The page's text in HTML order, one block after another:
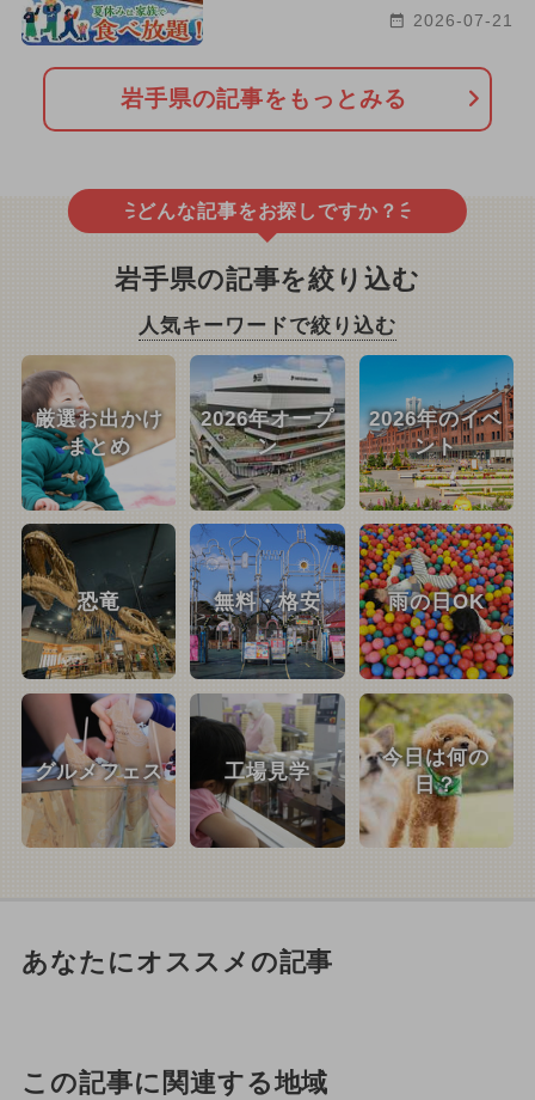
2026-07-21
岩手県の記事をもっとみる
どんな記事をお探しですか？
岩手県の記事を絞り込む
人気キーワードで絞り込む
厳選お出かけ
まとめ
2026年オープ
ン
2026年のイベ
ント
恐竜 無料・格安 雨の日OK
グルメフェス 工場見学
今日は何の
日？
あなたにオススメの記事
この記事に関連する地域